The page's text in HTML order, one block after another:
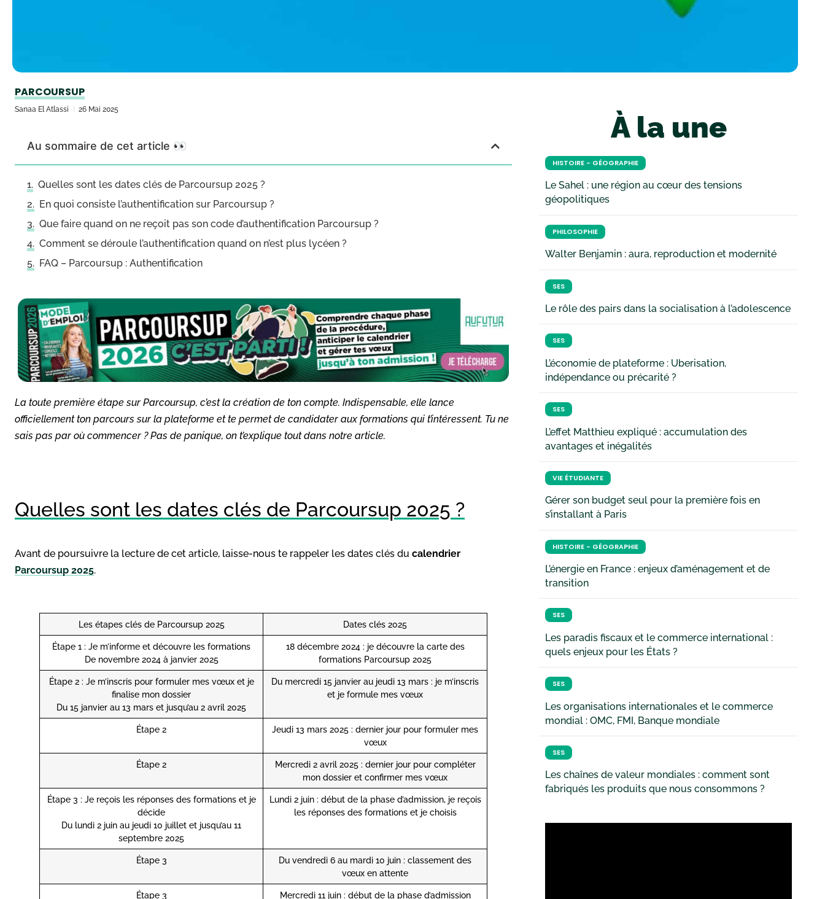
PARCOURSUP
Sanaa El Atlassi 26 Mai 2025
Au sommaire de cet article 👀
Quelles sont les dates clés de Parcoursup 2025 ?
En quoi consiste l’authentification sur Parcoursup ?
Que faire quand on ne reçoit pas son code d’authentification Parcoursup ?
Comment se déroule l’authentification quand on n’est plus lycéen ?
FAQ – Parcoursup : Authentification
La toute première étape sur Parcoursup, c’est la création de ton compte. Indispensable, elle lance
officiellement ton parcours sur la plateforme et te permet de candidater aux formations qui t’intéressent. Tu ne
sais pas par où commencer ? Pas de panique, on t’explique tout dans notre article.
Quelles sont les dates clés de Parcoursup 2025 ?
Avant de poursuivre la lecture de cet article, laisse-nous te rappeler les dates clés du calendrier
Parcoursup 2025.
Les étapes clés de Parcoursup 2025 Dates clés 2025
Étape 1 : Je m’informe et découvre les formations
De novembre 2024 à janvier 2025
18 décembre 2024 : je découvre la carte des
formations Parcoursup 2025
Étape 2 : Je m’inscris pour formuler mes vœux et je
finalise mon dossier
Du 15 janvier au 13 mars et jusqu’au 2 avril 2025
Du mercredi 15 janvier au jeudi 13 mars : je m’inscris
et je formule mes vœux
Étape 2
Jeudi 13 mars 2025 : dernier jour pour formuler mes
vœux
Étape 2
Mercredi 2 avril 2025 : dernier jour pour compléter
mon dossier et confirmer mes vœux
Étape 3 : Je reçois les réponses des formations et je
décide
Du lundi 2 juin au jeudi 10 juillet et jusqu’au 11
septembre 2025
Lundi 2 juin : début de la phase d’admission, je reçois
les réponses des formations et je choisis
Étape 3
Du vendredi 6 au mardi 10 juin : classement des
vœux en attente
Étape 3
Mercredi 11 juin : début de la phase d’admission
À la une
HISTOIRE - GÉOGRAPHIE
Le Sahel : une région au cœur des tensions
géopolitiques
PHILOSOPHIE
Walter Benjamin : aura, reproduction et modernité
SES
Le rôle des pairs dans la socialisation à l’adolescence
SES
L’économie de plateforme : Uberisation,
indépendance ou précarité ?
SES
L’effet Matthieu expliqué : accumulation des
avantages et inégalités
VIE ÉTUDIANTE
Gérer son budget seul pour la première fois en
s’installant à Paris
HISTOIRE - GÉOGRAPHIE
L’énergie en France : enjeux d’aménagement et de
transition
SES
Les paradis fiscaux et le commerce international :
quels enjeux pour les États ?
SES
Les organisations internationales et le commerce
mondial : OMC, FMI, Banque mondiale
SES
Les chaînes de valeur mondiales : comment sont
fabriqués les produits que nous consommons ?